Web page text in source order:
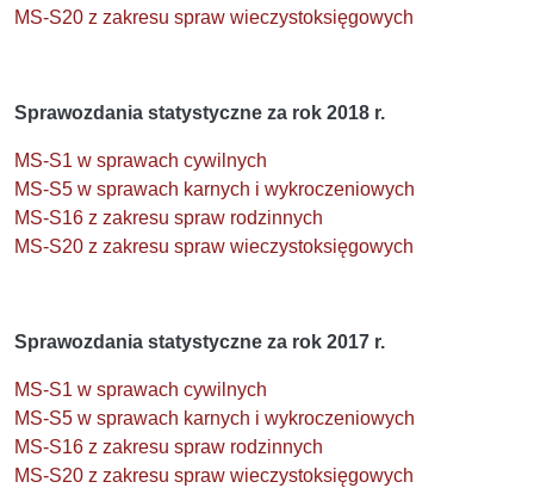
MS-S20 z zakresu spraw wieczystoksięgowych
Sprawozdania statystyczne za rok 2018 r.
MS-S1 w sprawach cywilnych
MS-S5 w sprawach karnych i wykroczeniowych
MS-S16 z zakresu spraw rodzinnych
MS-S20 z zakresu spraw wieczystoksięgowych
Sprawozdania statystyczne za rok 2017 r.
MS-S1 w sprawach cywilnych
MS-S5 w sprawach karnych i wykroczeniowych
MS-S16 z zakresu spraw rodzinnych
MS-S20 z zakresu spraw wieczystoksięgowych